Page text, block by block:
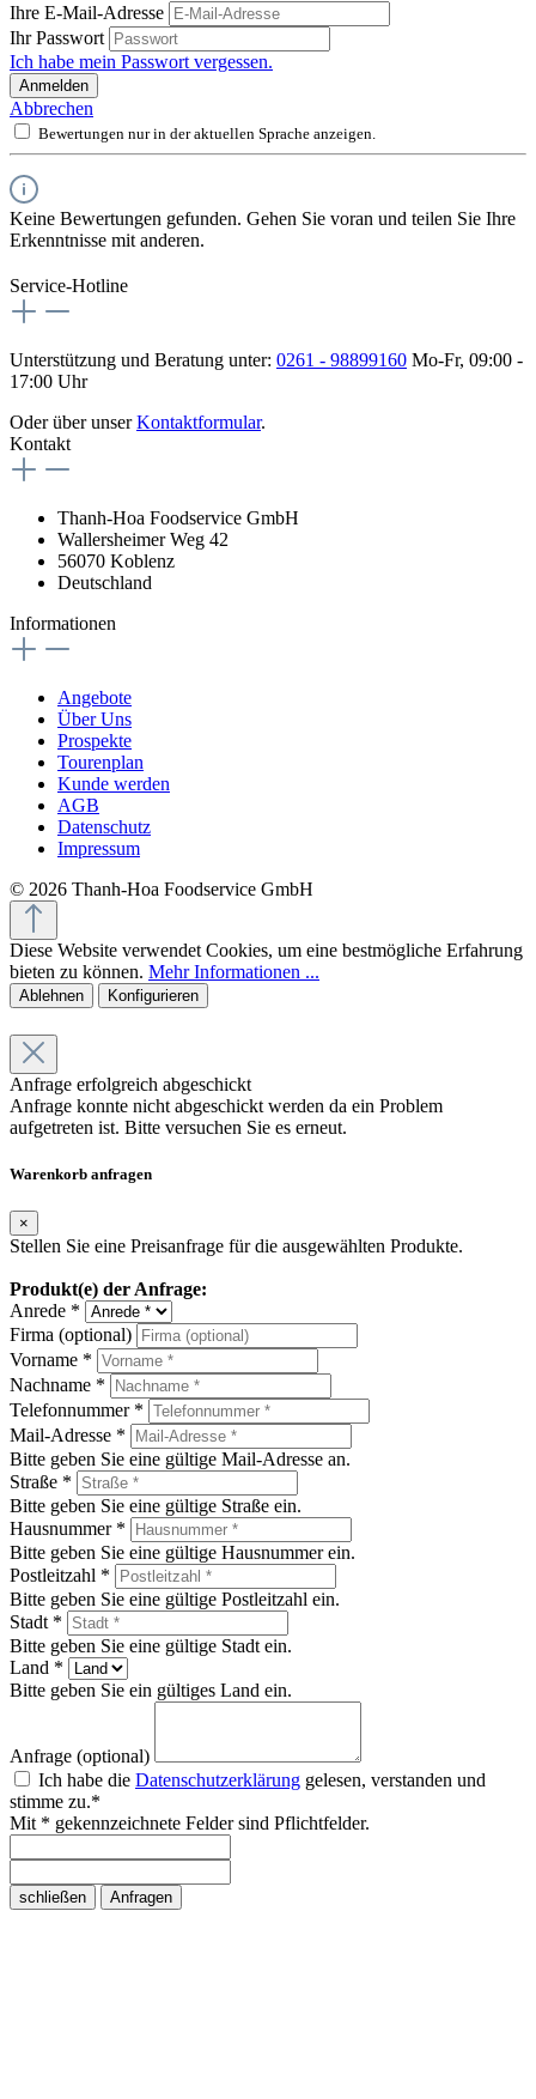
Ihre E-Mail-Adresse
Ihr Passwort
Ich habe mein Passwort vergessen.
Anmelden
Abbrechen
Bewertungen nur in der aktuellen Sprache anzeigen.
Keine Bewertungen gefunden. Gehen Sie voran und teilen Sie Ihre
Erkenntnisse mit anderen.
Service-Hotline
Unterstützung und Beratung unter: 0261 - 98899160 Mo-Fr, 09:00 -
17:00 Uhr
Oder über unserKontaktformular.
Kontakt
Thanh-Hoa Foodservice GmbH
Wallersheimer Weg 42
56070 Koblenz
Deutschland
Informationen
Angebote
Über Uns
Prospekte
Tourenplan
Kunde werden
AGB
Datenschutz
Impressum
© 2026 Thanh-Hoa Foodservice GmbH
Diese Website verwendet Cookies, um eine bestmögliche Erfahrung
bieten zu können. Mehr Informationen ...
Ablehnen Konfigurieren
Anfrage erfolgreich abgeschickt
Anfrage konnte nicht abgeschickt werden da ein Problem
aufgetreten ist. Bitte versuchen Sie es erneut.
Warenkorb anfragen
×
Stellen Sie eine Preisanfrage für die ausgewählten Produkte.
Produkt(e) der Anfrage:
Anrede *
Firma (optional)
Vorname *
Nachname *
Telefonnummer *
Mail-Adresse *
Bitte geben Sie eine gültige Mail-Adresse an.
Straße *
Bitte geben Sie eine gültige Straße ein.
Hausnummer *
Bitte geben Sie eine gültige Hausnummer ein.
Postleitzahl *
Bitte geben Sie eine gültige Postleitzahl ein.
Stadt *
Bitte geben Sie eine gültige Stadt ein.
Land *
Bitte geben Sie ein gültiges Land ein.
Anfrage (optional)
Ich habe die Datenschutzerklärung gelesen, verstanden und
stimme zu.*
Mit * gekennzeichnete Felder sind Pflichtfelder.
schließen Anfragen